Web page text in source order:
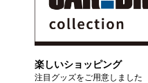
楽しいショッピング
注目グッズをご用意しました